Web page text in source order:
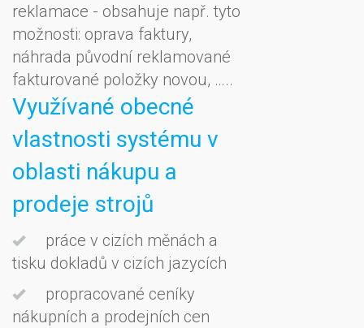
reklamace - obsahuje např. tyto
možnosti: oprava faktury,
náhrada původní reklamované
fakturované položky novou, …..
Využívané obecné
vlastnosti systému v
oblasti nákupu a
prodeje strojů
práce v cizích měnách a
tisku dokladů v cizích jazycích
propracované ceníky
nákupních a prodejních cen